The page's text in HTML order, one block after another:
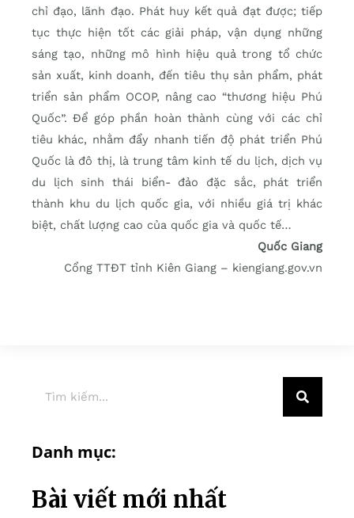
chỉ đạo, lãnh đạo. Phát huy kết quả đạt được; tiếp
tục thực hiện tốt các giải pháp, vận dụng những
sáng tạo, những mô hình hiệu quả trong tổ chức
sản xuất, kinh doanh, đến tiêu thụ sản phẩm, phát
triển sản phẩm OCOP, nâng cao “thương hiệu Phú
Quốc”. Để góp phần hoàn thành cùng với các chỉ
tiêu khác, nhằm đẩy nhanh tiến độ phát triển Phú
Quốc là đô thị, là trung tâm kinh tế du lịch, dịch vụ
du lịch sinh thái biển- đảo đặc sắc, phát triển
thành khu du lịch quốc gia, với nhiều giá trị khác
biệt, chất lượng cao của quốc gia và quốc tế…
Quốc Giang
Cổng TTĐT tỉnh Kiên Giang – kiengiang.gov.vn
Danh mục:
Bài viết mới nhất